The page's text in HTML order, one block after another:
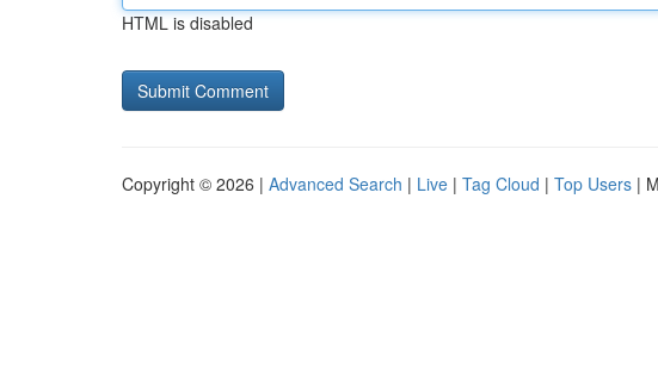
HTML is disabled
Copyright © 2026 | Advanced Search | Live | Tag Cloud | Top Users |